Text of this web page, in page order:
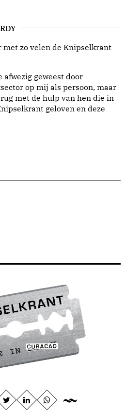
zo velen de Knipselkrant
afwezig geweest door
op mij als persoon, maar
met de hulp van hen die in
geloven en deze